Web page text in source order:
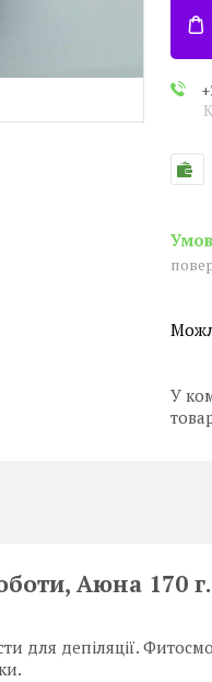
У
Аюна 170 г.
для депіляції.